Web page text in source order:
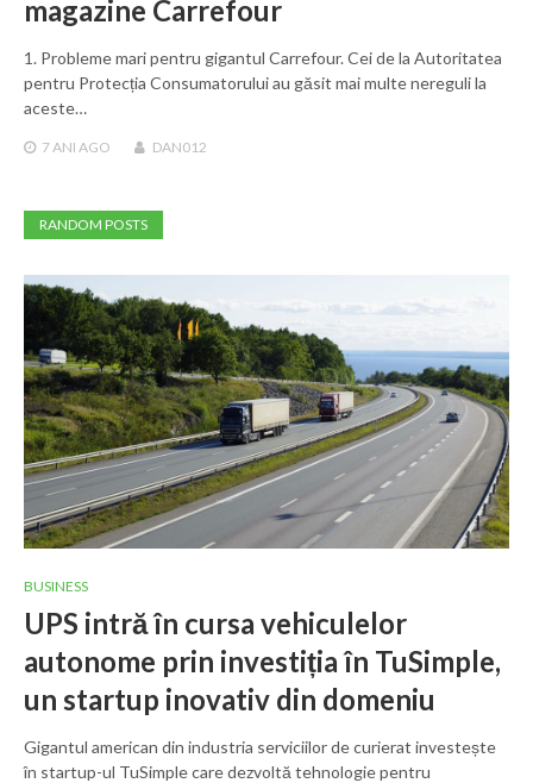
magazine Carrefour
1. Probleme mari pentru gigantul Carrefour. Cei de la Autoritatea
pentru Protecția Consumatorului au găsit mai multe nereguli la
aceste…
7 ANI AGO DAN012
RANDOM POSTS
BUSINESS
UPS intră în cursa vehiculelor
autonome prin investiția în TuSimple,
un startup inovativ din domeniu
Gigantul american din industria serviciilor de curierat investește
în startup-ul TuSimple care dezvoltă tehnologie pentru